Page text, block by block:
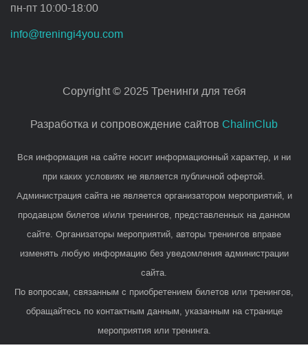
пн-пт 10:00-18:00
info@treningi4you.com
Copyright © 2025 Тренинги для тебя
Разработка и сопровождение сайтов ChalinClub
Вся информация на сайте носит информационный характер, и ни
при каких условиях не является публичной офертой.
Администрация сайта не является организатором мероприятий, и
продавцом билетов и/или тренингов, представленных на данном
сайте. Организаторы мероприятий, авторы тренингов вправе
изменять любую информацию без уведомления администрации
сайта.
По вопросам, связанным с приобретением билетов или тренингов,
обращайтесь по контактным данным, указанным на странице
мероприятия или тренинга.